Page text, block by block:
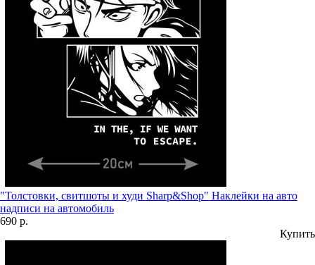
"Толстовки, свитшоты и худи Sharp&Shop" Наклейки на авто
надписи на автомобиль
690 р.
Купить